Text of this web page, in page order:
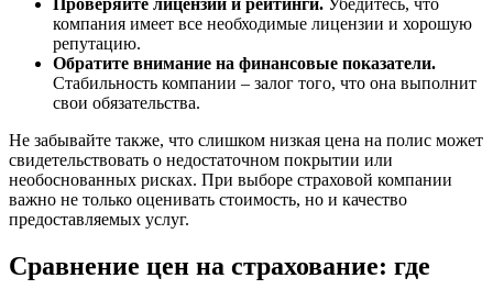
компания имеет все необходимые лицензии и хорошую
репутацию.
Обратите внимание на финансовые показатели.
Стабильность компании – залог того, что она выполнит
свои обязательства.
Не забывайте также, что слишком низкая цена на полис может
свидетельствовать о недостаточном покрытии или
необоснованных рисках. При выборе страховой компании
важно не только оценивать стоимость, но и качество
предоставляемых услуг.
Сравнение цен на страхование: где